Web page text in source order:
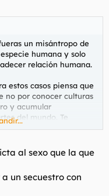
un misántropo de
humana y solo
relación humana.
estos casos piensa que
no por conocer culturas
y acumular
del mundo. Te
Rosa cuando en
probabilidades de ser
al sexo que la que
un secuestro con